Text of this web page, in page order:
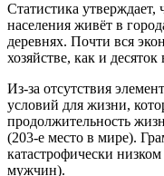
Статистика утверждает,
населения живёт в
деревнях. Почти вся
хозяйстве, как и десяток
Из-за отсутствия
условий для жизни,
продолжительность
(203-е место в мире).
катастрофически
мужчин).